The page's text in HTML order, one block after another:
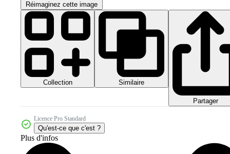
Réimaginez cette image
Collection Similaire
Partager
Licence Pro Standard
Qu'est-ce que c'est ?
Plus d'infos